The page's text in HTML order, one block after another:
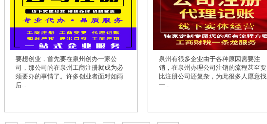
要想创业，首先要在泉州创办一家公
司，那公司的在泉州工商注册就成为必
须要办的事情了。许多创业者面对如雨
后...
泉州有很多企业由于各种原因需要注
销，在泉州办理公司注销的流程甚至要
比注册公司还复杂，为此很多人愿意找
一...